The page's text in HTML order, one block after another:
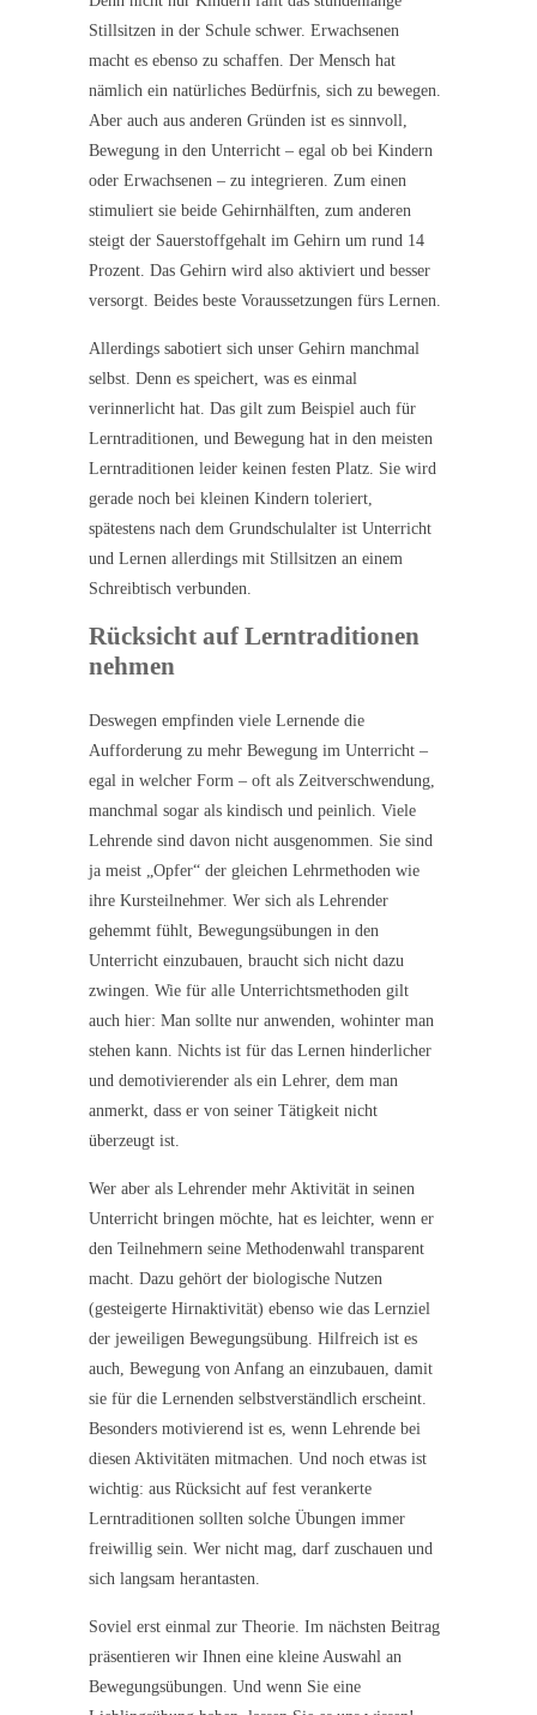
Stillsitzen in der Schule schwer. Erwachsenen
macht es ebenso zu schaffen. Der Mensch hat
nämlich ein natürliches Bedürfnis, sich zu bewegen.
Aber auch aus anderen Gründen ist es sinnvoll,
Bewegung in den Unterricht – egal ob bei Kindern
oder Erwachsenen – zu integrieren. Zum einen
stimuliert sie beide Gehirnhälften, zum anderen
steigt der Sauerstoffgehalt im Gehirn um rund 14
Prozent. Das Gehirn wird also aktiviert und besser
versorgt. Beides beste Voraussetzungen fürs Lernen.
Allerdings sabotiert sich unser Gehirn manchmal
selbst. Denn es speichert, was es einmal
verinnerlicht hat. Das gilt zum Beispiel auch für
Lerntraditionen, und Bewegung hat in den meisten
Lerntraditionen leider keinen festen Platz. Sie wird
gerade noch bei kleinen Kindern toleriert,
spätestens nach dem Grundschulalter ist Unterricht
und Lernen allerdings mit Stillsitzen an einem
Schreibtisch verbunden.
Rücksicht auf Lerntraditionen
nehmen
Deswegen empfinden viele Lernende die
Aufforderung zu mehr Bewegung im Unterricht –
egal in welcher Form – oft als Zeitverschwendung,
manchmal sogar als kindisch und peinlich. Viele
Lehrende sind davon nicht ausgenommen. Sie sind
ja meist „Opfer“ der gleichen Lehrmethoden wie
ihre Kursteilnehmer. Wer sich als Lehrender
gehemmt fühlt, Bewegungsübungen in den
Unterricht einzubauen, braucht sich nicht dazu
zwingen. Wie für alle Unterrichtsmethoden gilt
auch hier: Man sollte nur anwenden, wohinter man
stehen kann. Nichts ist für das Lernen hinderlicher
und demotivierender als ein Lehrer, dem man
anmerkt, dass er von seiner Tätigkeit nicht
überzeugt ist.
Wer aber als Lehrender mehr Aktivität in seinen
Unterricht bringen möchte, hat es leichter, wenn er
den Teilnehmern seine Methodenwahl transparent
macht. Dazu gehört der biologische Nutzen
(gesteigerte Hirnaktivität) ebenso wie das Lernziel
der jeweiligen Bewegungsübung. Hilfreich ist es
auch, Bewegung von Anfang an einzubauen, damit
sie für die Lernenden selbstverständlich erscheint.
Besonders motivierend ist es, wenn Lehrende bei
diesen Aktivitäten mitmachen. Und noch etwas ist
wichtig: aus Rücksicht auf fest verankerte
Lerntraditionen sollten solche Übungen immer
freiwillig sein. Wer nicht mag, darf zuschauen und
sich langsam herantasten.
Soviel erst einmal zur Theorie. Im nächsten Beitrag
präsentieren wir Ihnen eine kleine Auswahl an
Bewegungsübungen. Und wenn Sie eine